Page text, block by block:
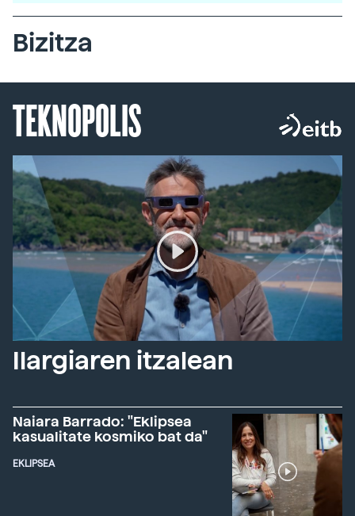
Bizitza
TEKNOPOLIS
Ilargiaren itzalean
Naiara Barrado: "Eklipsea
kasualitate kosmiko bat da"
EKLIPSEA